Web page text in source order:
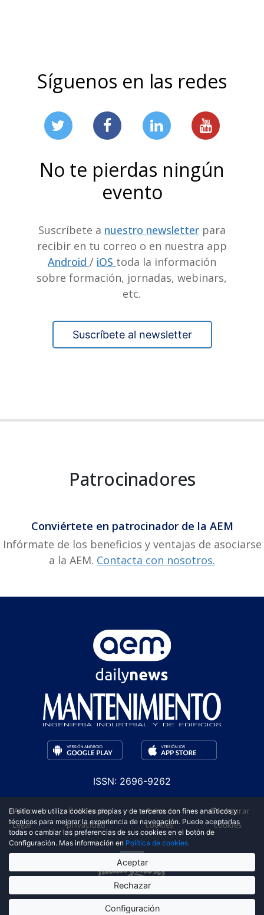
Síguenos en las redes
No te pierdas ningún
evento
Suscríbete a nuestro newsletterpara
recibir en tu correo o en nuestra app
Android / iOS toda la información
sobre formación, jornadas, webinars,
etc.
Suscríbete al newsletter
Patrocinadores
Conviértete en patrocinador de la AEM
Infórmate de los beneficios y ventajas de asociarse
a la AEM. Contacta con nosotros.
ISSN: 2696-9262
Aviso
Legal
·
Política de
privacidad
·
Aviso de
cookies
·
Configurar
cookies
Diseño web y desarrollo
El sitio web utiliza cookies propias y de terceros con fines analíticos y
técnicos para mejorar la experiencia de navegación. Puede aceptarlas
todas o cambiar las preferencias de sus cookies en el botón de
Configuración. Mas información en Política de cookies.
Aceptar
Rechazar
Configuración